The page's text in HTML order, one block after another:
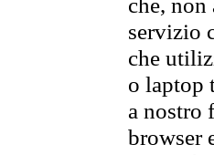
servizio
che
o laptop
a nostro
browser